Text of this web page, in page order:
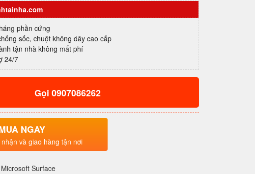
phần cứng
sốc, chuột không dây cao cấp
tận nhà không mất phí
24/7
Gọi 0907086262
NGAY
và giao hàng tận nơi
Microsoft Surface